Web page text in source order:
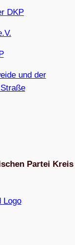
DKP
und der
Partei Kreis